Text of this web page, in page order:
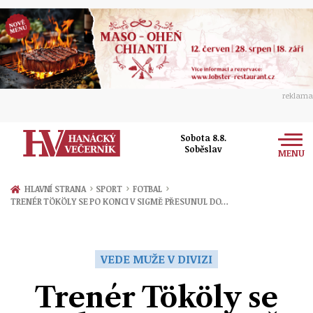
reklama
Sobota 8.8.
Soběslav
MENU
Zprávy
Přerov
Ekonomika
Ženy
Sport
HLAVNÍ STRANA › SPORT › FOTBAL ›
TRENÉR TÖKÖLY SE PO KONCI V SIGMĚ PŘESUNUL DO…
VEDE MUŽE V DIVIZI
Trenér Tököly se